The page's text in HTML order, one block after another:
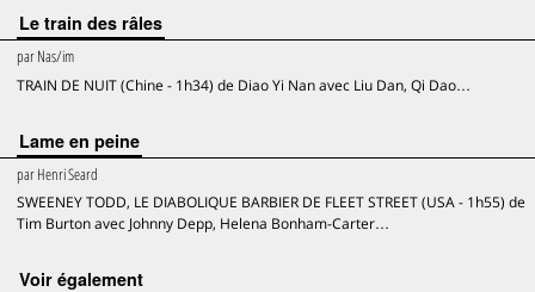
Le train des râles
parNas/im
TRAIN DE NUIT (Chine - 1h34) de Diao Yi Nan avec Liu Dan, Qi Dao…
Lame en peine
parHenri Seard
SWEENEY TODD, LE DIABOLIQUE BARBIER DE FLEET STREET (USA - 1h55) de
Tim Burton avec Johnny Depp, Helena Bonham-Carter…
voir également